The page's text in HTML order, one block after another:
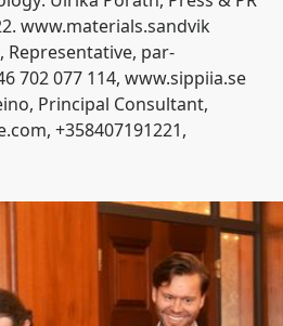
www.materials.sandvik
Representative, par-
702 077 114, www.sippiia.se
Principal Consultant,
, +358407191221,